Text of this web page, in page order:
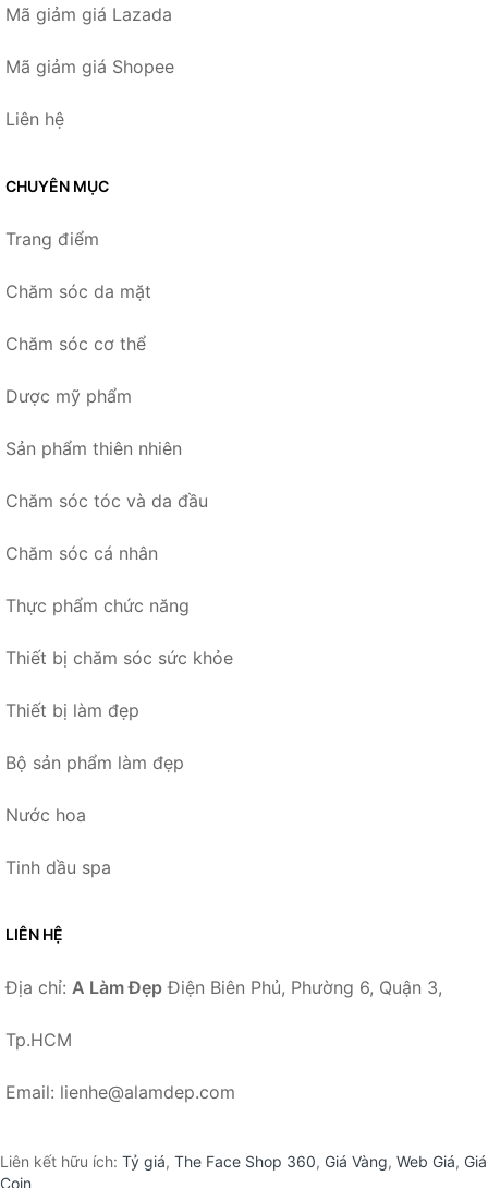
Mã giảm giá Lazada
Mã giảm giá Shopee
Liên hệ
CHUYÊN MỤC
Trang điểm
Chăm sóc da mặt
Chăm sóc cơ thể
Dược mỹ phẩm
Sản phẩm thiên nhiên
Chăm sóc tóc và da đầu
Chăm sóc cá nhân
Thực phẩm chức năng
Thiết bị chăm sóc sức khỏe
Thiết bị làm đẹp
Bộ sản phẩm làm đẹp
Nước hoa
Tinh dầu spa
LIÊN HỆ
Địa chỉ: A Làm Đẹp Điện Biên Phủ, Phường 6, Quận 3,
Tp.HCM
Email: lienhe@alamdep.com
Liên kết hữu ích: Tỷ giá, The Face Shop 360, Giá Vàng, Web Giá, Giá
Coin